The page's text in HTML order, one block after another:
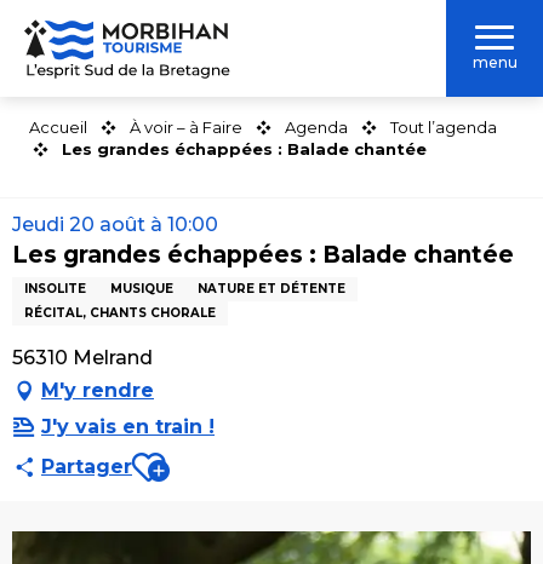
Aller
contenu
menu
Accueil À voir – à Faire Agenda
Tout l’agenda
Les grandes échappées : Balade chantée
Jeudi 20 août à 10:00
Les grandes échappées : Balade chantée
INSOLITE MUSIQUE
NATURE ET DÉTENTE
RÉCITAL, CHANTS CHORALE
56310 Melrand
M'y rendre
J'y vais en train !
PartagerAjouter aux favoris